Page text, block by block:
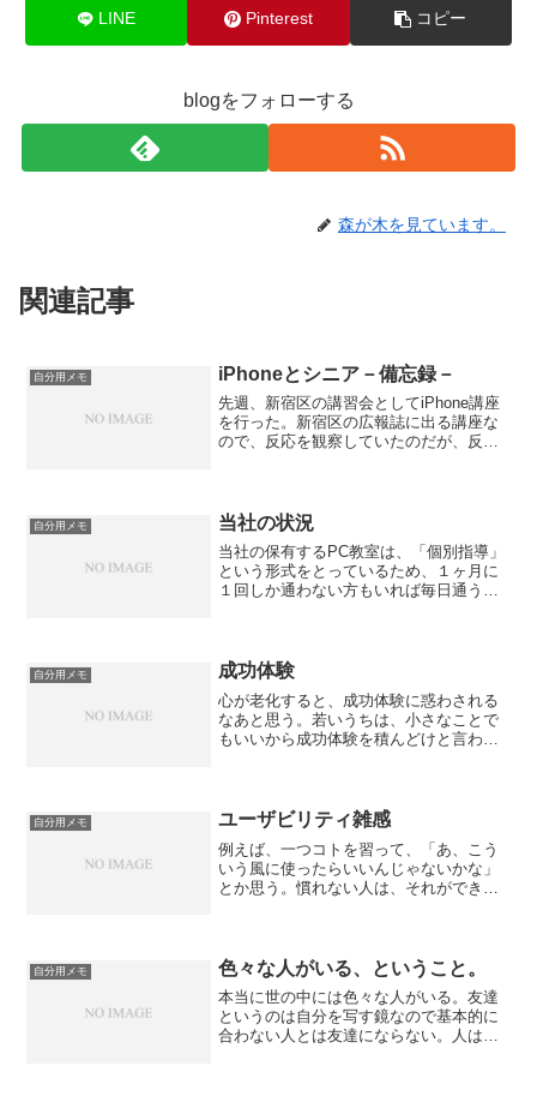
LINE Pinterest コピー
blogをフォローする
森が木を見ています。
関連記事
自分用メモ iPhoneとシニア－備忘録－
先週、新宿区の講習会としてiPhone講座
を行った。新宿区の広報誌に出る講座な
ので、反応を観察していたのだが、反応
あえず、備忘録代わ...
自分用メモ 当社の状況
当社の保有するPC教室は、「個別指導」
という形式をとっているため、１ヶ月に
１回しか通わない方もいれば毎日通う方
りあえずこの１年に当教...
自分用メモ 成功体験
心が老化すると、成功体験に惑わされる
なあと思う。若いうちは、小さなことで
もいいから成功体験を積んどけと言われ
ても成功するとは限らな...
自分用メモ ユーザビリティ雑感
例えば、一つコトを習って、「あ、こう
いう風に使ったらいいんじゃないかな」
とか思う。慣れない人は、それができな
ない日があるという。「...
自分用メモ 色々な人がいる、ということ。
本当に世の中には色々な人がいる。友達
というのは自分を写す鏡なので基本的に
合わない人とは友達にならない。人は、